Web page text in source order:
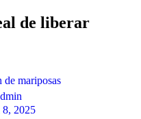
de liberar
de mariposas
8, 2025